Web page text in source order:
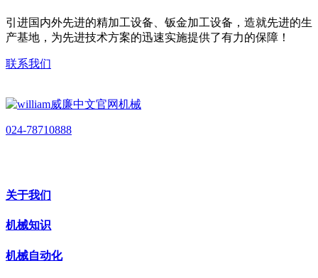
引进国内外先进的精加工设备、钣金加工设备，造就先进的生
产基地，为先进技术方案的迅速实施提供了有力的保障！
联系我们
024-78710888
关于我们
机械知识
机械自动化